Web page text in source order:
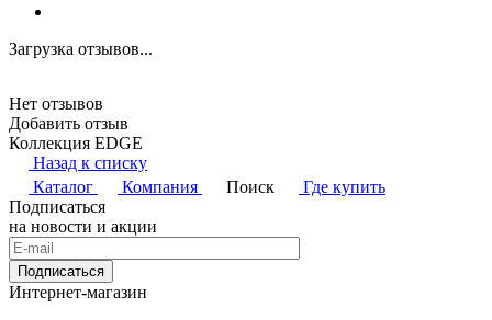
Загрузка отзывов...
Нет отзывов
Добавить отзыв
Коллекция EDGE
Назад к списку
Каталог
Компания Поиск
Где купить
Подписаться
на новости и акции
Подписаться
Интернет-магазин